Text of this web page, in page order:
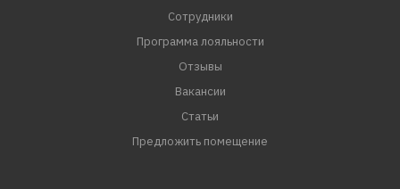
Сотрудники
Программа лояльности
Отзывы
Вакансии
Статьи
Предложить помещение